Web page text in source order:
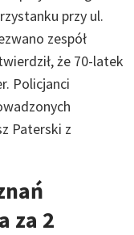
przy ul.
zespół
że 70-latek
Policjanci
Paterski z
za 2